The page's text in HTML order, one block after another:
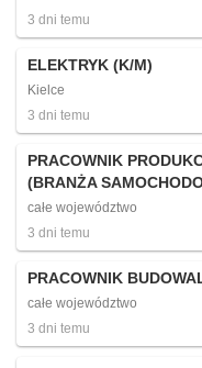
3 dni temu
ELEKTRYK (K/M)
Kielce
3 dni temu
PRACOWNIK
(BRANŻA
całe województwo
3 dni temu
PRACOWNIK
całe województwo
3 dni temu